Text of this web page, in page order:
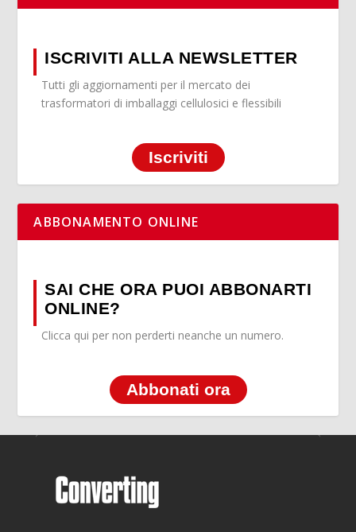
ISCRIVITI ALLA NEWSLETTER
Tutti gli aggiornamenti per il mercato dei
trasformatori di imballaggi cellulosici e flessibili
Iscriviti
ABBONAMENTO ONLINE
SAI CHE ORA PUOI ABBONARTI
ONLINE?
Clicca qui per non perderti neanche un numero.
Abbonati ora